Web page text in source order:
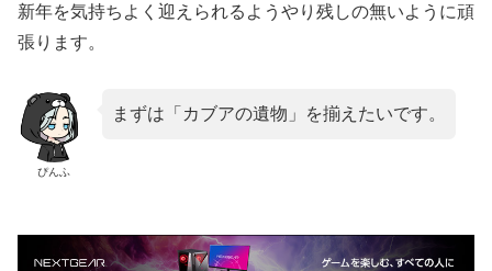
新年を気持ちよく迎えられるようやり残しの無いように頑
張ります。
ぴんふ
まずは「カブアの遺物」を揃えたいです。